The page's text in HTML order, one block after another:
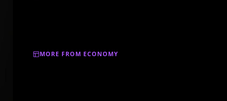
MORE FROM ECONOMY